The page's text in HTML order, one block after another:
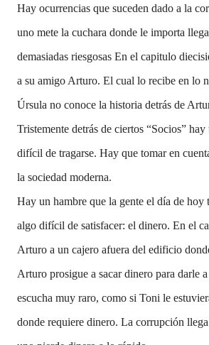
Hay ocurrencias que suceden dado a la
uno mete la cuchara donde le importa
demasiadas riesgosas En el capitulo
a su amigo Arturo. El cual lo recibe en lo
Úrsula no conoce la historia detrás de
Tristemente detrás de ciertos “Socios”
difícil de tragarse. Hay que tomar en
la sociedad moderna.
Hay un hambre que la gente el día de hoy
algo difícil de satisfacer: el dinero. En el
Arturo a un cajero afuera del edificio
Arturo prosigue a sacar dinero para darle
escucha muy raro, como si Toni le
donde requiere dinero. La corrupción